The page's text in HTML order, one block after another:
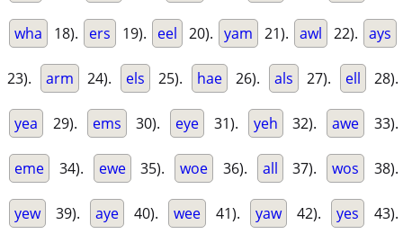
wha 18). ers 19). eel 20). yam 21). awl 22). ays
23). arm 24). els 25). hae 26). als 27). ell 28).
yea 29). ems 30). eye 31). yeh 32). awe 33).
eme 34). ewe 35). woe 36). all 37). wos 38).
yew 39). aye 40). wee 41). yaw 42). yes 43).